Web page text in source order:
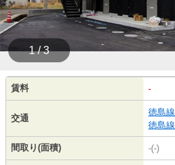
1 / 3
賃料 -
交通
徳島線
徳島線
間取り(面積) -(-)